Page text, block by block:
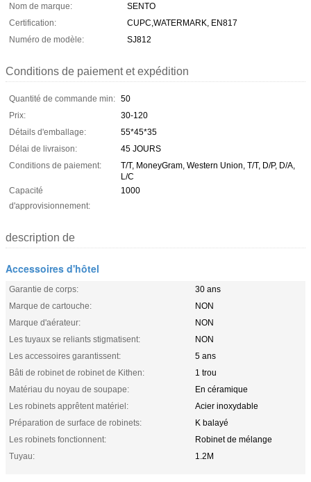
Nom de marque:
SENTO
Certification:
CUPC,WATERMARK, EN817
Numéro de modèle:
SJ812
Conditions de paiement et expédition
Quantité de commande min: 50
Prix:
30-120
Détails d'emballage:
55*45*35
Délai de livraison:
45 JOURS
Conditions de paiement:
T/T, MoneyGram, Western Union, T/T, D/P, D/A,
L/C
Capacité
d'approvisionnement:
1000
description de
Accessoires d'hôtel
Garantie de corps:
30 ans
Marque de cartouche:
NON
Marque d'aérateur:
NON
Les tuyaux se reliants stigmatisent:
NON
Les accessoires garantissent:
5 ans
Bâti de robinet de robinet de Kithen:
1 trou
Matériau du noyau de soupape:
En céramique
Les robinets apprêtent matériel:
Acier inoxydable
Préparation de surface de robinets:
K balayé
Les robinets fonctionnent:
Robinet de mélange
Tuyau:
1.2M